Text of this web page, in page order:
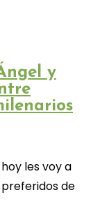
y
les voy a
de